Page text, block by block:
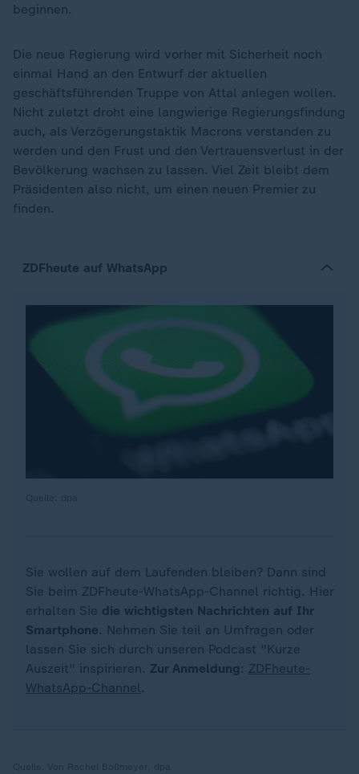
beginnen.
Die neue Regierung wird vorher mit Sicherheit noch
einmal Hand an den Entwurf der aktuellen
geschäftsführenden Truppe von Attal anlegen wollen.
Nicht zuletzt droht eine langwierige Regierungsfindung
auch, als Verzögerungstaktik Macrons verstanden zu
werden und den Frust und den Vertrauensverlust in der
Bevölkerung wachsen zu lassen. Viel Zeit bleibt dem
Präsidenten also nicht, um einen neuen Premier zu
finden.
ZDFheute auf WhatsApp
Sie wollen auf dem Laufenden bleiben? Dann sind
Sie beim ZDFheute-WhatsApp-Channel richtig. Hier
erhalten Sie die wichtigsten Nachrichten auf Ihr
Smartphone. Nehmen Sie teil an Umfragen oder
lassen Sie sich durch unseren Podcast "Kurze
Auszeit" inspirieren. Zur Anmeldung : ZDFheute-
WhatsApp-Channel.